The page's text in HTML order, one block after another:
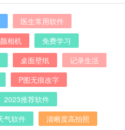
医生常用软件
相机
免费学习
桌面壁纸
记录生活
P图无痕改字
2023推荐软件
气软件
清晰度高拍照